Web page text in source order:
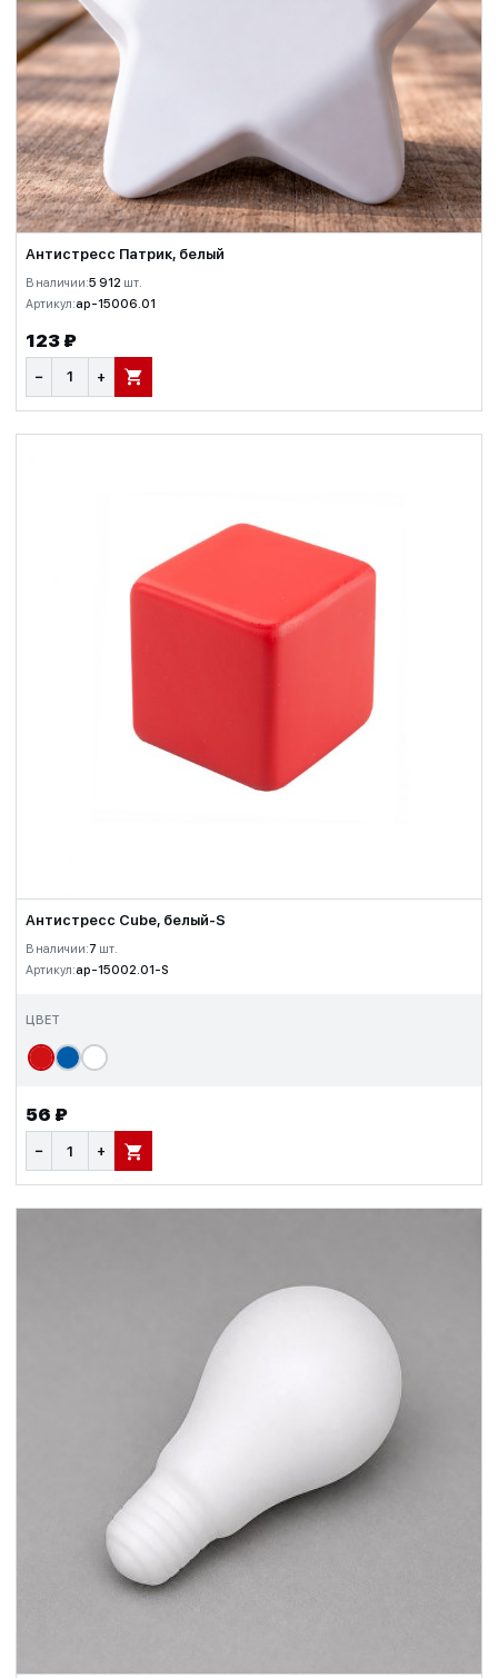
Антистресс Патрик, белый
В наличии:5 912 шт.
Артикул:ap-15006.01
123 ₽
− + В КОРЗИНУ
Антистресс Сube, белый-S
В наличии:7 шт.
Артикул:ap-15002.01-S
ЦВЕТ
56 ₽
− + В КОРЗИНУ